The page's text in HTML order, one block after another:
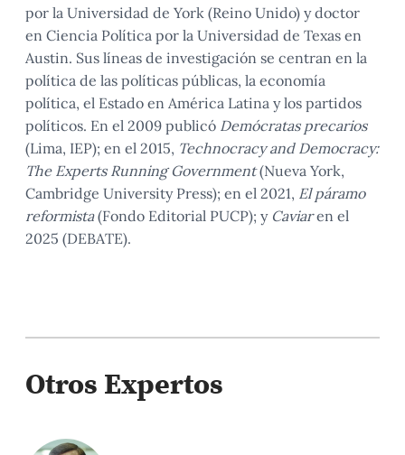
por la Universidad de York (Reino Unido) y doctor
en Ciencia Política por la Universidad de Texas en
Austin. Sus líneas de investigación se centran en la
política de las políticas públicas, la economía
política, el Estado en América Latina y los partidos
políticos. En el 2009 publicó Demócratas precarios
(Lima, IEP); en el 2015, Technocracy and Democracy:
The Experts Running Government(Nueva York,
Cambridge University Press); en el 2021, El páramo
reformista(Fondo Editorial PUCP); y Caviaren el
2025 (DEBATE).
Otros Expertos